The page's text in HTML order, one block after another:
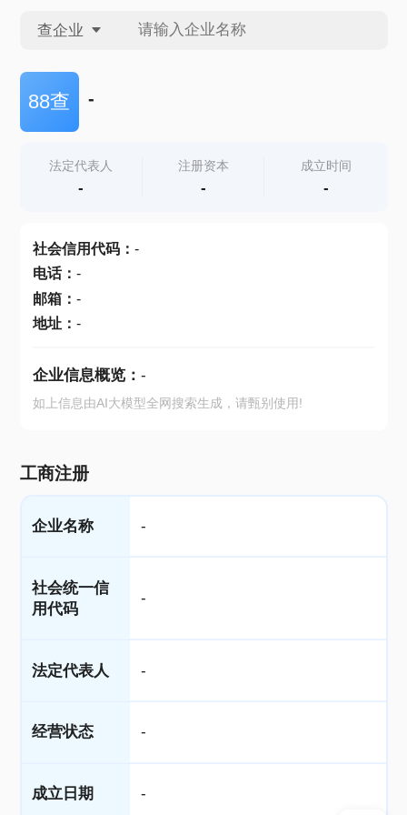
查企业
查企业
查产地
88查 -
法定代表人
-
注册资本
-
成立时间
-
社会信用代码： -
电话： -
邮箱： -
地址： -
企业信息概览： -
如上信息由AI大模型全网搜索生成，请甄别使用!
工商注册
企业名称 -
社会统一信
用代码
-
法定代表人 -
经营状态 -
成立日期 -